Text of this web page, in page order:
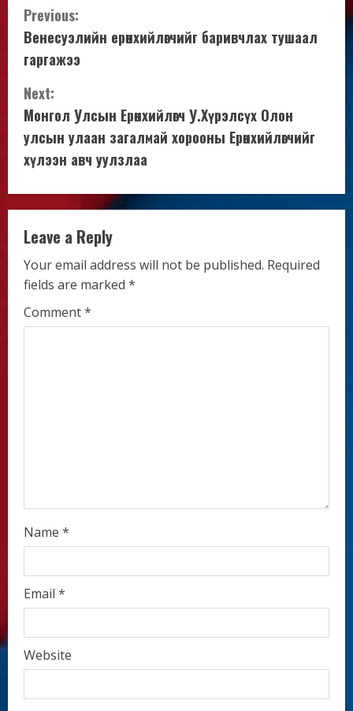
C
o
n
t
i
n
u
e
R
e
Previous:
Венесуэлийн ерөнхийлөгчийг баривчлах тушаал
гаргажээ
Next:
Монгол Улсын Ерөнхийлөгч У.Хүрэлсүх Олон
улсын улаан загалмай хорооны Ерөнхийлөгчийг
хүлээн авч уулзлаа
Leave a Reply
Your email address will not be published. Required
fields are marked *
Comment*
Name *
Email *
Website